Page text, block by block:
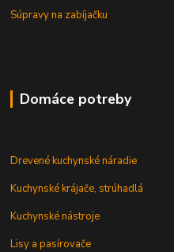
Súpravy na zabíjačku
Domáce potreby
Drevené kuchynské náradie
Kuchynské krájače, strúhadlá
Kuchynské nástroje
Lisy a pasírovače